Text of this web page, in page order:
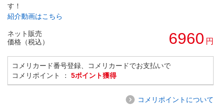
す！
紹介動画はこちら
ネット販売
価格（税込）
6960 円
コメリカード番号登録、コメリカードでお支払いで
コメリポイント ： 5ポイント獲得
コメリポイントについて